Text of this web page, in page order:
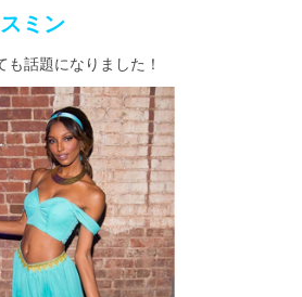
ミン
話題になりました！